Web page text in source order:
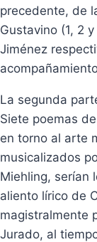
precedente, de
Gustavino (1, 2
Jiménez
La segunda
Siete poemas
en torno al arte
musicalizados
Miehling, serían
aliento lírico de
magistralmente
Jurado, al